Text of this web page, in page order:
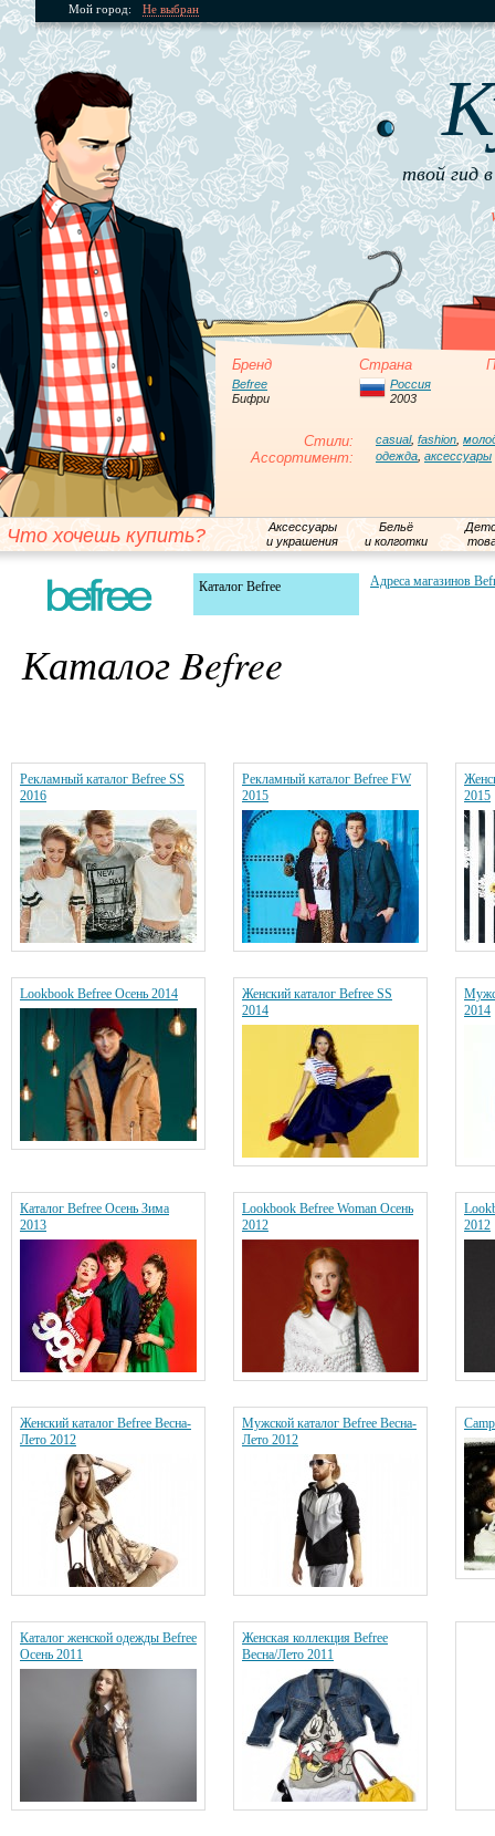
Мой город: Не выбран
твой гид
Бренд Страна
Befree
Бифри
Россия
2003
Стили: casual, fashion
Ассортимент: одежда аксессуары
Что хочешь купить?
Аксессуары
и украшения
Бельё
и колготки
Каталог Befree Адреса магазинов
Каталог Befree
Рекламный каталог Befree SS
2016
Рекламный каталог Befree FW
2015
2015
Lookbook Befree Осень 2014
Женский каталог Befree SS
2014
2014
Каталог Befree Осень Зима
2013
Lookbook Befree Woman Осень
2012
2012
Женский каталог Befree Весна-
Лето 2012
Мужской каталог Befree Весна-
Лето 2012
Каталог женской одежды Befree
Осень 2011
Женская коллекция Befree
Весна/Лето 2011